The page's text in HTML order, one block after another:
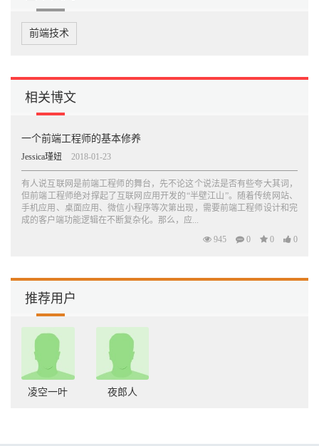
前端技术
相关博文
一个前端工程师的基本修养
Jessica瑾妞 2018-01-23
有人说互联网是前端工程师的舞台，先不论这个说法是否有些夸大其词，
但前端工程师绝对撑起了互联网应用开发的“半壁江山”。随着传统网站、
手机应用、桌面应用、微信小程序等次第出现，需要前端工程师设计和完
成的客户端功能逻辑在不断复杂化。那么，应...
945
0 0 0
推荐用户
凌空一叶 夜郎人